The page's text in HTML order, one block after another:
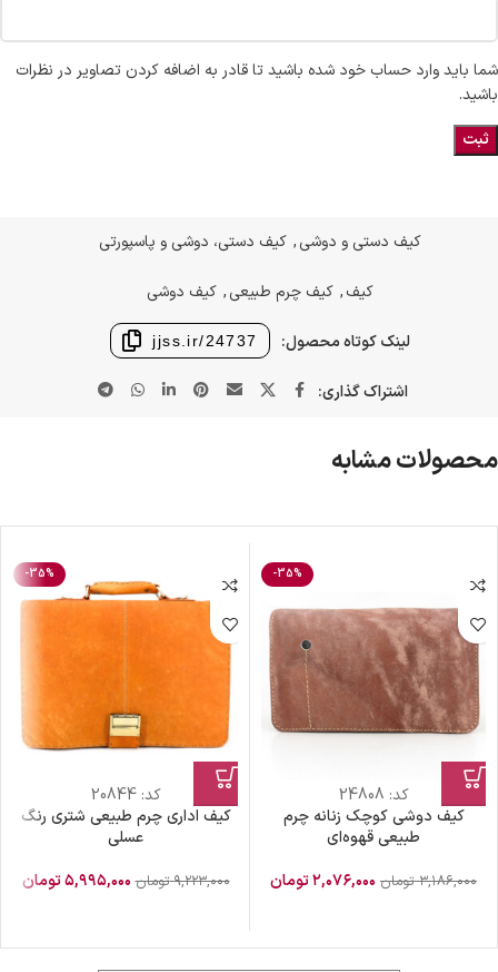
شما باید وارد حساب خود شده باشید تا قادر به اضافه کردن تصاویر در نظرات
باشید.
کیف دستی و دوشی, کیف دستی، دوشی و پاسپورتی
کیف, کیف چرم طبیعی, کیف دوشی
لینک کوتاه محصول: jjss.ir/24737
اشتراک گذاری:
محصولات مشابه
-35%
کد: 24808
کیف دوشی کوچک زنانه چرم
طبیعی قهوه‌ای
۳,۱۸۶,۰۰۰ تومان ۲,۰۷۶,۰۰۰تومان
-35%
کد:20844
کیف اداری چرم طبیعی شتری رنگ
عسلی
۹,۲۲۳,۰۰۰ تومان ۵,۹۹۵,۰۰۰تومان